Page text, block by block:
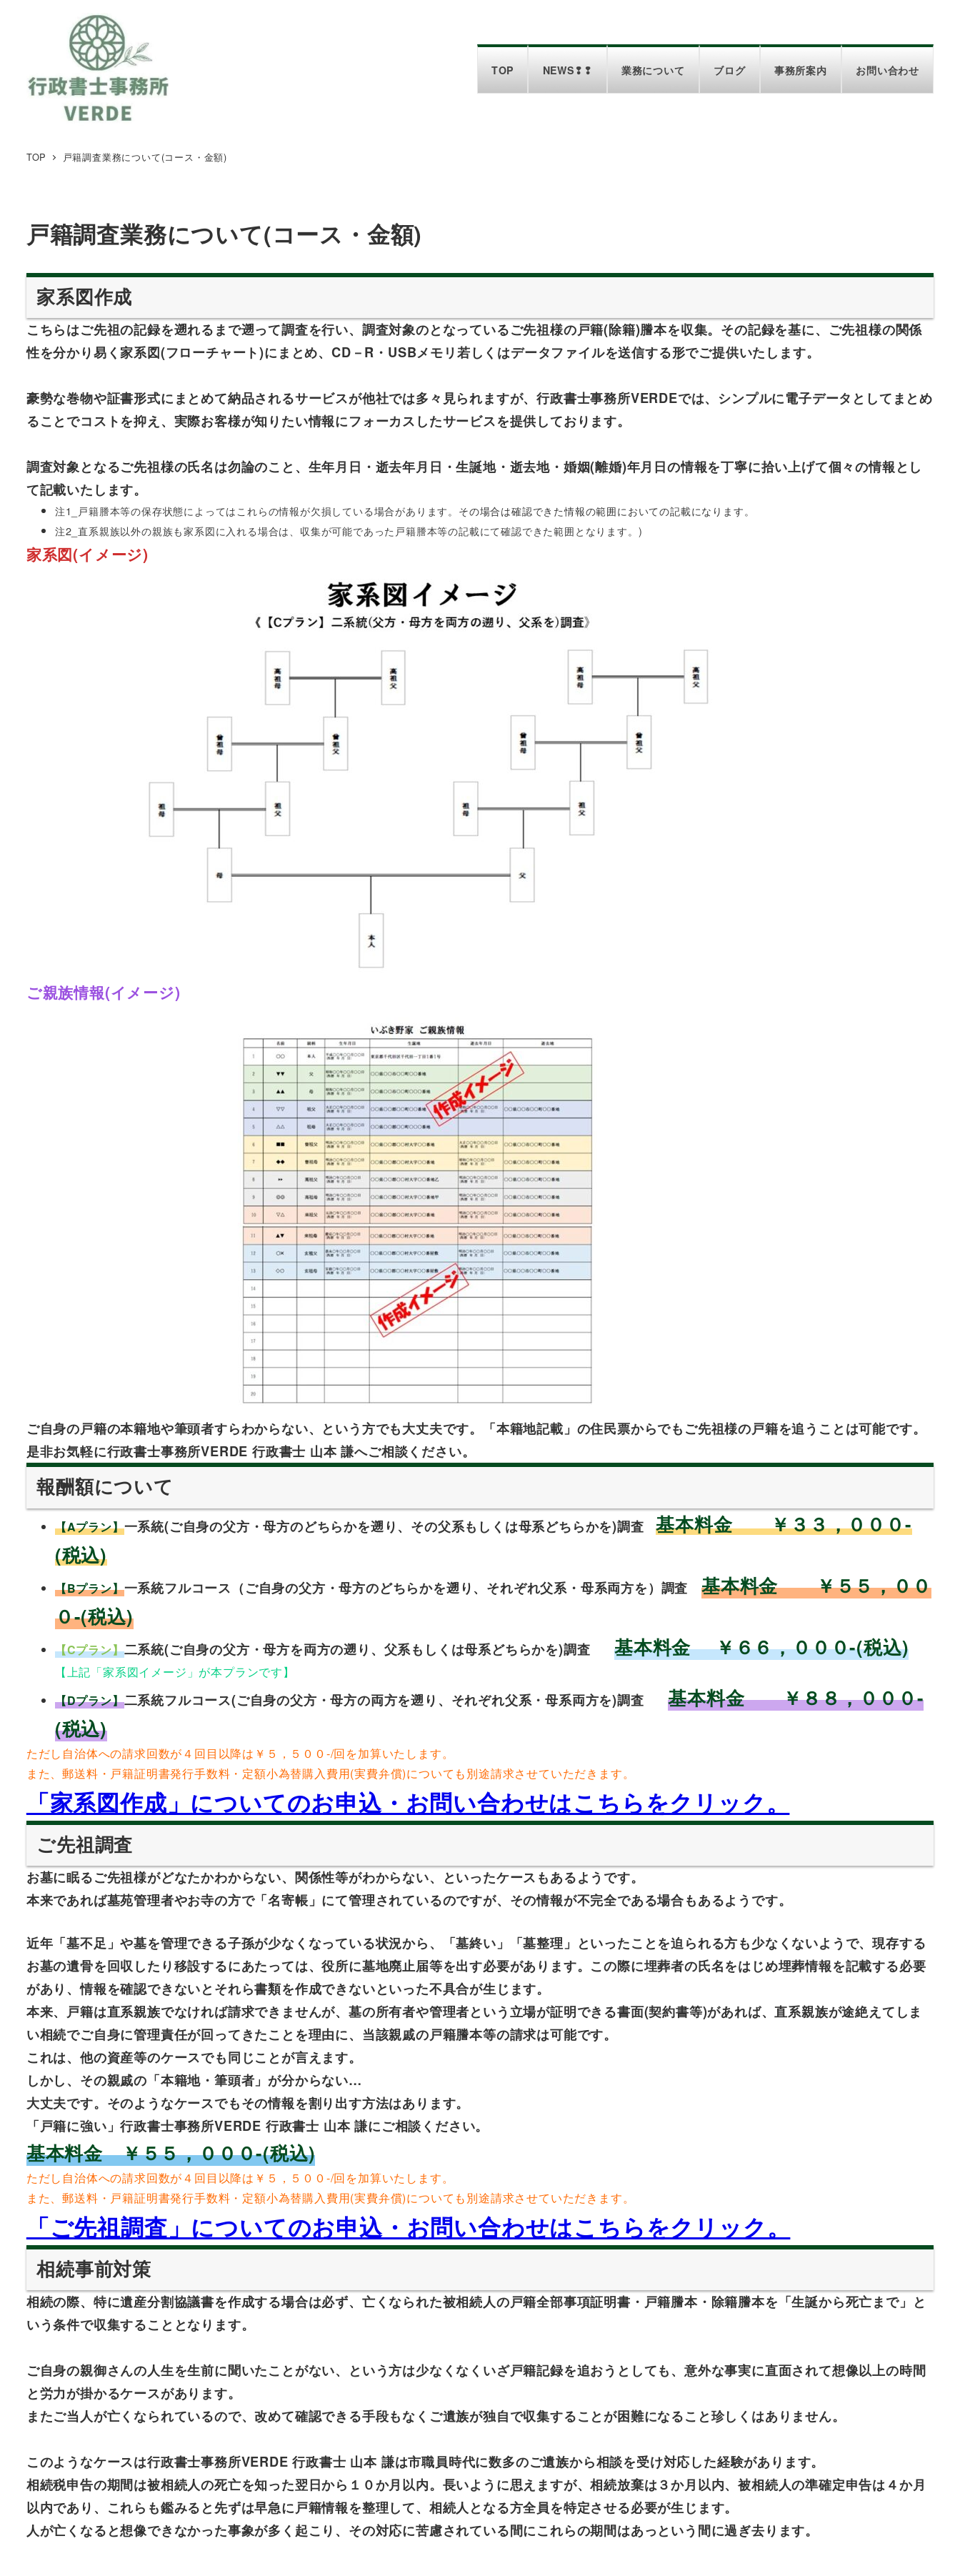
TOP NEWS❢❢ 業務について ブログ 事務所案内 お問い合わせ
TOP 戸籍調査業務について(コース・金額)
戸籍調査業務について(コース・金額)
家系図作成
こちらはご先祖の記録を遡れるまで遡って調査を行い、調査対象のとなっているご先祖様の戸籍(除籍)謄本を収集。その記録を基に、ご先祖様の関係
性を分かり易く家系図(フローチャート)にまとめ、CD－R・USBメモリ若しくはデータファイルを送信する形でご提供いたします。
豪勢な巻物や証書形式にまとめて納品されるサービスが他社では多々見られますが、行政書士事務所VERDEでは、シンプルに電子データとしてまとめ
ることでコストを抑え、実際お客様が知りたい情報にフォーカスしたサービスを提供しております。
調査対象となるご先祖様の氏名は勿論のこと、生年月日・逝去年月日・生誕地・逝去地・婚姻(離婚)年月日の情報を丁寧に拾い上げて個々の情報とし
て記載いたします。
注1_戸籍謄本等の保存状態によってはこれらの情報が欠損している場合があります。 その場合は確認できた情報の範囲においての記載になります。
注2_直系親族以外の親族も家系図に入れる場合は、収集が可能であった戸籍謄本等の記載にて確認できた範囲となります。)
家系図(イメージ)
ご親族情報(イメージ)
ご自身の戸籍の本籍地や筆頭者すらわからない、という方でも大丈夫です。「本籍地記載」の住民票からでもご先祖様の戸籍を追うことは可能です。
是非お気軽に行政書士事務所VERDE 行政書士 山本 謙へご相談ください。
報酬額について
【Aプラン】一系統(ご自身の父方・母方のどちらかを遡り、その父系もしくは母系どちらかを)調査
基本料金 ￥３３，０００-
(税込)
【Bプラン】一系統フルコース（ご自身の父方・母方のどちらかを遡り、それぞれ父系・母系両方を）調査基本料金 ￥５５，００
０-(税込)
【Cプラン】二系統(ご自身の父方・母方を両方の遡り、父系もしくは母系どちらかを)調査 基本料金 ￥６６，０００-(税込)
【上記「家系図イメージ」が本プランです】
【Dプラン】二系統フルコース(ご自身の父方・母方の両方を遡り、それぞれ父系・母系両方を)調査
基本料金 ￥８８，０００-
(税込)
ただし自治体への請求回数が４回目以降は￥５，５００-/回を加算いたします。
また、郵送料・戸籍証明書発行手数料・定額小為替購入費用(実費弁償)についても別途請求させていただきます。
「家系図作成」についてのお申込・お問い合わせはこちらをクリック。
ご先祖調査
お墓に眠るご先祖様がどなたかわからない、関係性等がわからない、といったケースもあるようです。
本来であれば墓苑管理者やお寺の方で「名寄帳」にて管理されているのですが、その情報が不完全である場合もあるようです。
近年「墓不足」や墓を管理できる子孫が少なくなっている状況から、「墓終い」「墓整理」といったことを迫られる方も少なくないようで、現存する
お墓の遺骨を回収したり移設するにあたっては、役所に墓地廃止届等を出す必要があります。この際に埋葬者の氏名をはじめ埋葬情報を記載する必要
があり、情報を確認できないとそれら書類を作成できないといった不具合が生じます。
本来、戸籍は直系親族でなければ請求できませんが、墓の所有者や管理者という立場が証明できる書面(契約書等)があれば、直系親族が途絶えてしま
い相続でご自身に管理責任が回ってきたことを理由に、当該親戚の戸籍謄本等の請求は可能です。
これは、他の資産等のケースでも同じことが言えます。
しかし、その親戚の「本籍地・筆頭者」が分からない…
大丈夫です。そのようなケースでもその情報を割り出す方法はあります。
「戸籍に強い」行政書士事務所VERDE 行政書士 山本 謙にご相談ください。
基本料金 ￥５５，０００-(税込)
ただし自治体への請求回数が４回目以降は￥５，５００-/回を加算いたします。
また、郵送料・戸籍証明書発行手数料・定額小為替購入費用(実費弁償)についても別途請求させていただきます。
「ご先祖調査」についてのお申込・お問い合わせはこちらをクリック。
相続事前対策
相続の際、特に遺産分割協議書を作成する場合は必ず、亡くなられた被相続人の戸籍全部事項証明書・戸籍謄本・除籍謄本を「生誕から死亡まで」と
いう条件で収集することとなります。
ご自身の親御さんの人生を生前に聞いたことがない、という方は少なくなくいざ戸籍記録を追おうとしても、意外な事実に直面されて想像以上の時間
と労力が掛かるケースがあります。
またご当人が亡くなられているので、改めて確認できる手段もなくご遺族が独自で収集することが困難になること珍しくはありません。
このようなケースは行政書士事務所VERDE 行政書士 山本 謙は市職員時代に数多のご遺族から相談を受け対応した経験があります。
相続税申告の期間は被相続人の死亡を知った翌日から１０か月以内。長いように思えますが、相続放棄は３か月以内、被相続人の準確定申告は４か月
以内であり、これらも鑑みると先ずは早急に戸籍情報を整理して、相続人となる方全員を特定させる必要が生じます。
人が亡くなると想像できなかった事象が多く起こり、その対応に苦慮されている間にこれらの期間はあっという間に過ぎ去ります。